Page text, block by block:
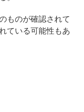
ものが確認されて
ている可能性もあ